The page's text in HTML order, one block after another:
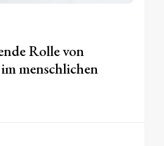
Rolle von
menschlichen